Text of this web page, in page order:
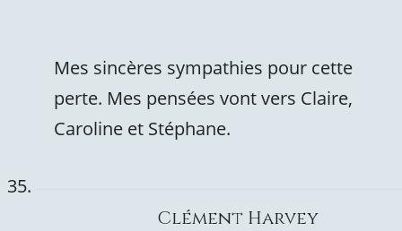
Mes sincères sympathies pour cette
perte. Mes pensées vont vers Claire,
Caroline et Stéphane.
Clément Harvey